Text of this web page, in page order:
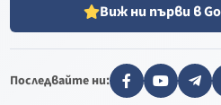
Виж ни първи в
Последвайте ни: